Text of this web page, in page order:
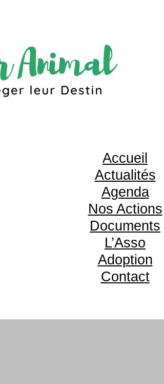
Accueil
Actualités
Agenda
Nos Actions
Documents
L’Asso
Adoption
Contact